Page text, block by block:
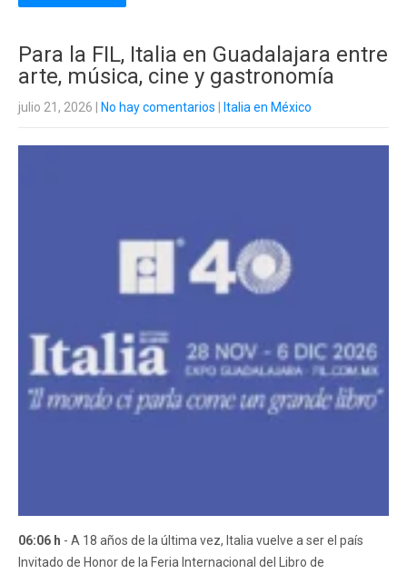
Para la FIL, Italia en Guadalajara entre
arte, música, cine y gastronomía
julio 21, 2026 No hay comentarios Italia en México
06:06 h - A 18 años de la última vez, Italia vuelve a ser el país
Invitado de Honor de la Feria Internacional del Libro de